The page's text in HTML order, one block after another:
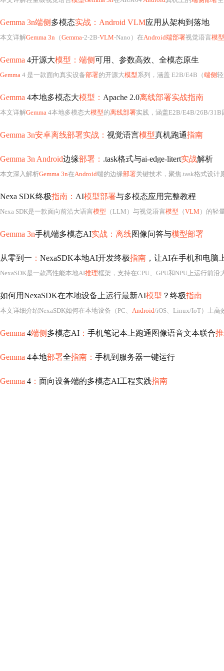
Gemma 3n端侧 多模态实战：Android VLM应用从架构到落地
本文详解Gemma 3n （Gemma-2-2B-VLM-Nano）在Android端部署视觉语言模型
Gemma 4开源大模型：端侧可用、参数高效、全模态原生
Gemma 4 是一款面向真实设备部署的开源大模型系列，涵盖 E2B/E4B（端侧轻量
Gemma 4本地多模态大模型： Apache 2.0离线部署实战指南
本文详解Gemma 4本地多模态大模型的离线部署实践，涵盖E2B/E4B/26B/31B
Gemma 3n安卓离线部署实战： 视觉语言模型真机跑通指南
Gemma 3n Android边缘部署： .task格式与ai-edge-litert实战解析
本文深入解析Gemma 3n在Android端的边缘部署关键技术，聚焦.task格式设计原理、ai-edge-litert运行时优化
Nexa SDK终极指南： AI模型部署与多模态应用完整教程
Nexa SDK是一款面向前沿大语言模型 （LLM）与视觉语言模型 （VLM ）的轻量级AI开发工
Gemma 3n手机端多模态AI实战：离线图像问答与模型部署
从零到一 ： NexaSDK本地AI开发终极指南 ，让AI在手机和电脑
NexaSDK是一款高性能本地AI推理框架，支持在CPU、GPU和NPU上运行前沿
如何用NexaSDK在本地设备上运行最新AI模型 ？终极指南
本文详细介绍NexaSDK如何在本地设备（PC、 Android/iOS、Linux/IoT）上高
Gemma 4端侧 多模态AI ： 手机笔记本上跑通图像语音文本联合
Gemma 4本地部署全指南： 手机到服务器一键运行
Gemma 4 ： 面向设备端的多模态AI工程实践指南